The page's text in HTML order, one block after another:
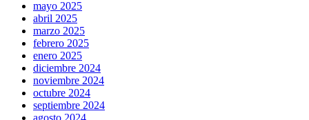
mayo 2025
abril 2025
marzo 2025
febrero 2025
enero 2025
diciembre 2024
noviembre 2024
octubre 2024
septiembre 2024